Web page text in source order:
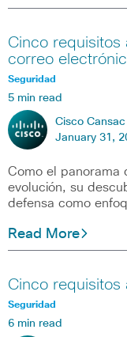
Cinco requisitos
correo
Seguridad
5 min read
Cisco Cansac
January 31,
Como el panorama
evolución, su
defensa como
Read More
Cinco
Seguridad
6 min read